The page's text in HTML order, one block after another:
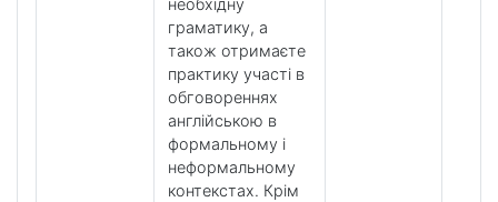
необхідну
граматику, а
також отримаєте
практику участі в
обговореннях
англійською в
формальному і
неформальному
контекстах. Крім